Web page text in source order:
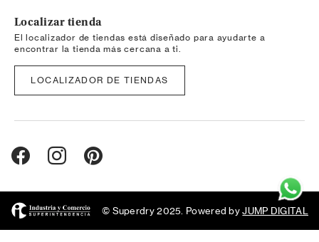
Localizar tienda
El localizador de tiendas está diseñado para ayudarte a
encontrar la tienda más cercana a ti.
LOCALIZADOR DE TIENDAS
© Superdry 2025. Powered byJUMP DIGITAL